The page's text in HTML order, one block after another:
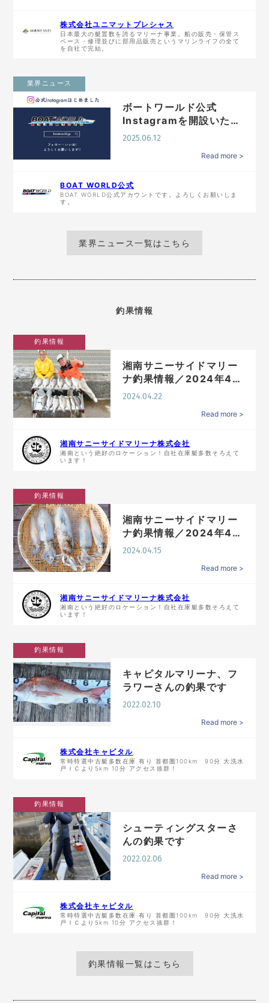
株式会社ユニマットプレシャス
日本最大の艇置数を誇るマリーナ事業。船の販売・保管ス
ペース・修理並びに部用品販売というマリンライフの全て
を自社で完結。
業界ニュース
ボートワールド公式
Instagramを開設いたし
ました!!
2025.06.12
Read more >
BOAT WORLD公式
BOAT WORLD公式アカウントです。よろしくお願いしま
す。
業界ニュース一覧はこちら
釣果情報
釣果情報
湘南サニーサイドマリー
ナ釣果情報／2024年4月
22日配信
2024.04.22
Read more >
湘南サニーサイドマリーナ株式会社
湘南という絶好のロケーション！自社在庫艇多数そろえて
います！
釣果情報
湘南サニーサイドマリー
ナ釣果情報／2024年4月
15日配信
2024.04.15
Read more >
湘南サニーサイドマリーナ株式会社
湘南という絶好のロケーション！自社在庫艇多数そろえて
います！
釣果情報
キャピタルマリーナ、フ
ラワーさんの釣果です
2022.02.10
Read more >
株式会社キャピタル
常時特選中古艇多数在庫 有り 首都圏100km 90分 大洗水
戸ＩＣより5km 10分 アクセス抜群！
釣果情報
シューティングスターさ
んの釣果です
2022.02.06
Read more >
株式会社キャピタル
常時特選中古艇多数在庫 有り 首都圏100km 90分 大洗水
戸ＩＣより5km 10分 アクセス抜群！
釣果情報一覧はこちら